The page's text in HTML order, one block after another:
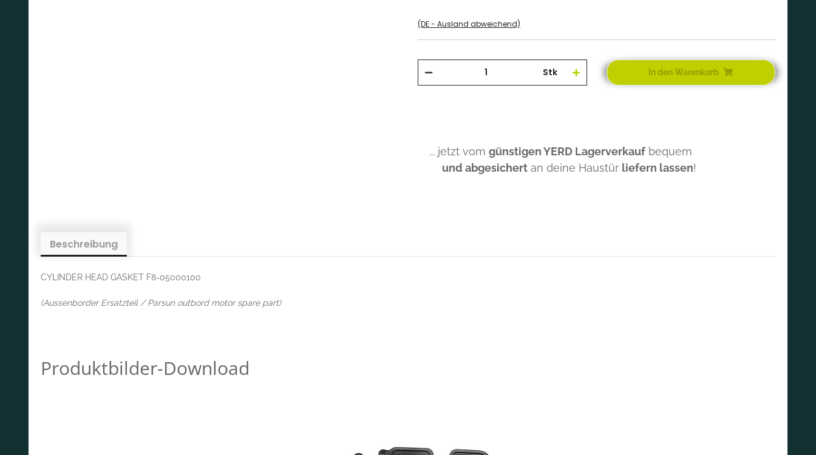
(DE - Ausland abweichend)
Stk In den Warenkorb
... jetzt vom günstigen YERD Lagerverkauf bequem
und abgesichert an deine Haustür liefern lassen!
Beschreibung
CYLINDER HEAD GASKET F8-05000100
(Aussenborder Ersatzteil / Parsun outbord motor spare part)
Produktbilder-Download